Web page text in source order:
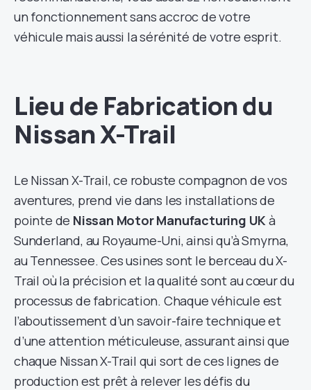
un fonctionnement sans accroc de votre
véhicule mais aussi la sérénité de votre esprit.
Lieu de Fabrication du
Nissan X-Trail
Le Nissan X-Trail, ce robuste compagnon de vos
aventures, prend vie dans les installations de
pointe de Nissan Motor Manufacturing UKà
Sunderland, au Royaume-Uni, ainsi qu’à Smyrna,
au Tennessee. Ces usines sont le berceau du X-
Trail où la précision et la qualité sont au cœur du
processus de fabrication. Chaque véhicule est
l’aboutissement d’un savoir-faire technique et
d’une attention méticuleuse, assurant ainsi que
chaque Nissan X-Trail qui sort de ces lignes de
production est prêt à relever les défis du